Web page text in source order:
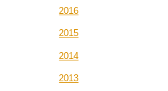
2016
2015
2014
2013